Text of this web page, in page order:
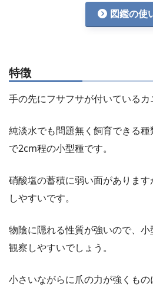
図鑑の使
特徴
手の先にフサフサが付いているカ
純淡水でも問題無く飼育できる
で2cm程の小型種です。
硝酸塩の蓄積に弱い面がありま
しやすいです。
物陰に隠れる性質が強いので、
観察しやすいでしょう。
小さいながらに爪の力が強くもの